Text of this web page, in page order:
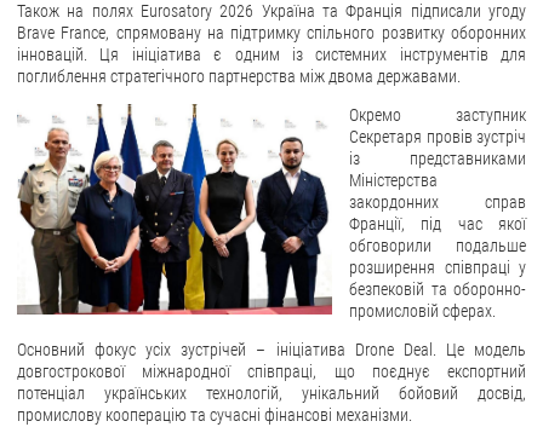
Також на полях Eurosatory 2026 Україна та Франція підписали угоду
Brave France, спрямовану на підтримку спільного розвитку оборонних
інновацій. Ця ініціатива є одним із системних інструментів для
поглиблення стратегічного партнерства між двома державами.
Окремо заступник
Секретаря провів зустріч
із представниками
Міністерства
закордонних справ
Франції, під час якої
обговорили подальше
розширення співпраці у
безпековій та оборонно-
промисловій сферах.
Основний фокус усіх зустрічей – ініціатива Drone Deal. Це модель
довгострокової міжнародної співпраці, що поєднує експортний
потенціал українських технологій, унікальний бойовий досвід,
промислову кооперацію та сучасні фінансові механізми.